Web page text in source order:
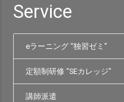
Service
eラーニング “独習ゼミ”
定額制研修 “SEカレッジ”
講師派遣